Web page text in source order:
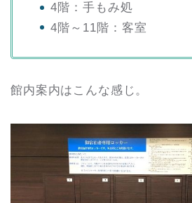
4階：手もみ処
4階～11階：客室
館内案内はこんな感じ。